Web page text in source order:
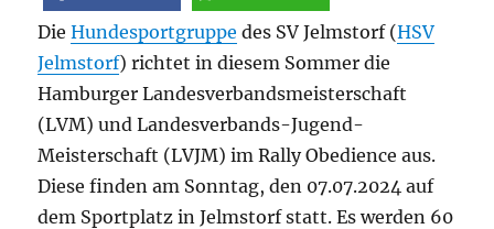
DieHundesportgruppe des SV Jelmstorf (HSV
Jelmstorf) richtet in diesem Sommer die
Hamburger Landesverbandsmeisterschaft
(LVM) und Landesverbands-Jugend-
Meisterschaft (LVJM) im Rally Obedience aus.
Diese finden am Sonntag, den 07.07.2024 auf
dem Sportplatz in Jelmstorf statt. Es werden 60